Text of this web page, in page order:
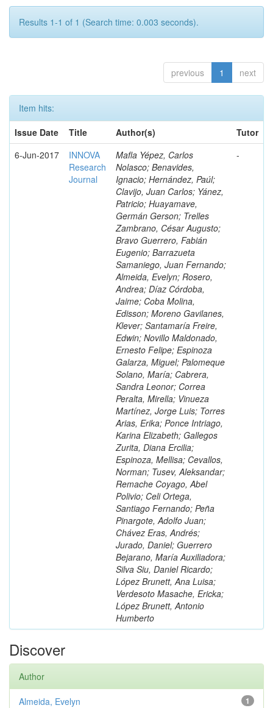
Results 1-1 of 1 (Search time: 0.003 seconds).
previous 1 next
Item hits:
Issue Date
Title Author(s)
Tutor
6-Jun-2017
INNOVA
Research
Journal
Mafla Yépez, Carlos
Nolasco; Benavides,
Ignacio; Hernández, Paúl;
Clavijo, Juan Carlos; Yánez,
Patricio; Huayamave,
Germán Gerson; Trelles
Zambrano, César Augusto;
Bravo Guerrero, Fabián
Eugenio; Barrazueta
Samaniego, Juan Fernando;
Almeida, Evelyn; Rosero,
Andrea; Díaz Córdoba,
Jaime; Coba Molina,
Edisson; Moreno Gavilanes,
Klever; Santamaría Freire,
Edwin; Novillo Maldonado,
Ernesto Felipe; Espinoza
Galarza, Miguel; Palomeque
Solano, María; Cabrera,
Sandra Leonor; Correa
Peralta, Mirella; Vinueza
Martínez, Jorge Luis; Torres
Arias, Erika; Ponce Intriago,
Karina Elizabeth; Gallegos
Zurita, Diana Ercilia;
Espinoza, Mellisa; Cevallos,
Norman; Tusev, Aleksandar;
Remache Coyago, Abel
Polivio; Celi Ortega,
Santiago Fernando; Peña
Pinargote, Adolfo Juan;
Chávez Eras, Andrés;
Jurado, Daniel; Guerrero
Bejarano, María Auxiliadora;
Silva Siu, Daniel Ricardo;
López Brunett, Ana Luisa;
Verdesoto Masache, Ericka;
López Brunett, Antonio
Humberto
-
Discover
Author
1
Almeida, Evelyn